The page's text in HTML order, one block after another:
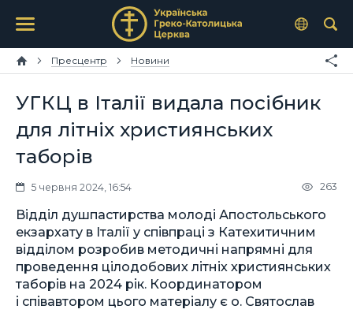
Пресцентр Новини
УГКЦ в Італії видала посібник
для літніх християнських
таборів
5 червня 2024, 16:54 263
Відділ душпастирства молоді Апостольського
екзархату в Італії у співпраці з Катехитичним
відділом розробив методичні напрямні для
проведення цілодобових літніх християнських
таборів на 2024 рік. Координатором
і співавтором цього матеріалу є о. Святослав